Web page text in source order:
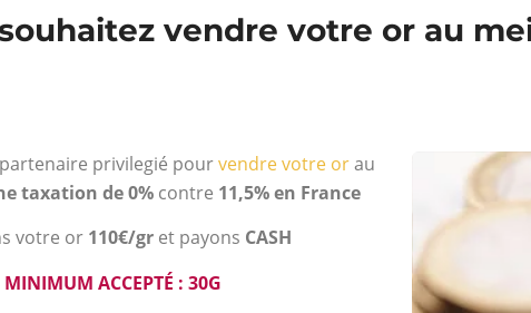
vendre votre or au
privilegié pourvendre votre orau
taxation de 0% contre 11,5% en France
votre or 110€/gr et payons CASH
MINIMUM ACCEPTÉ : 30G